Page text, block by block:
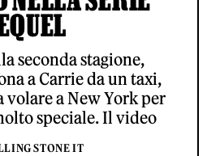
seconda stagione,
a Carrie da un taxi,
a New York per
speciale. Il video
STONE IT